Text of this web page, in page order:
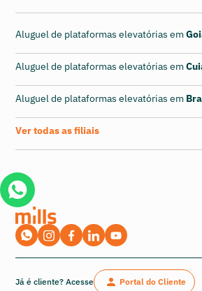
Aluguel de plataformas elevatórias em
Aluguel de plataformas elevatórias em
Aluguel de plataformas elevatórias em
Ver todas as filiais
Já é cliente? Acesse
Portal do Cliente